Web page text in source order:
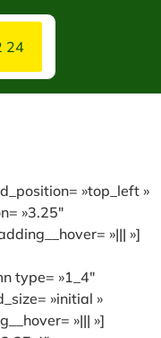
24
»top_left »
»3.25″
»||| »]
type= »1_4″
»initial »
»||| »]